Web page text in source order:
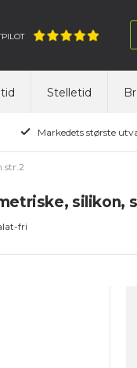
Stelletid
Markedets største
str.2
silikon,
fri